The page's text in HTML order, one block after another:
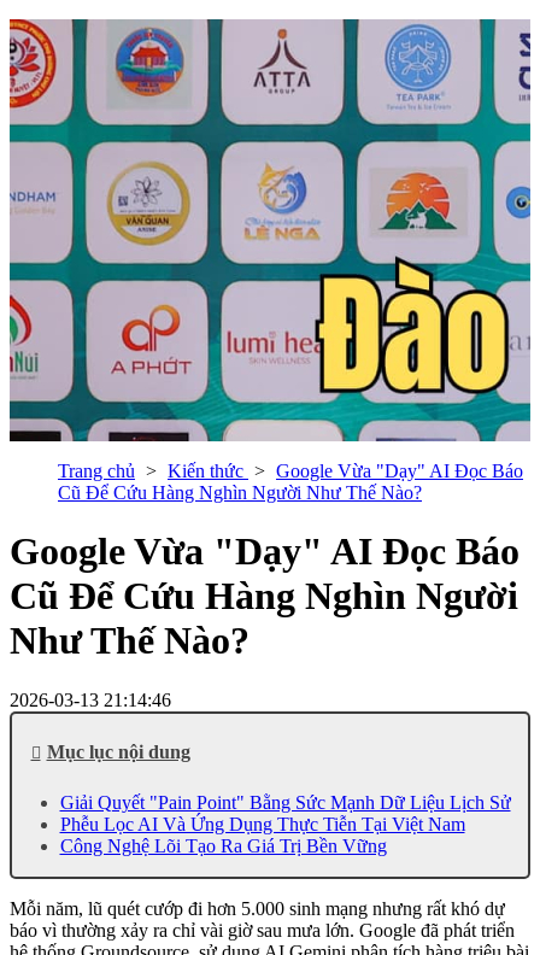
Trang chủ Kiến thức
Google Vừa "Dạy" AI Đọc Báo
Cũ Để Cứu Hàng Nghìn Người Như Thế Nào?
Google Vừa "Dạy" AI Đọc Báo
Cũ Để Cứu Hàng Nghìn Người
Như Thế Nào?
2026-03-13 21:14:46
Mục lục nội dung
Giải Quyết "Pain Point" Bằng Sức Mạnh Dữ Liệu Lịch Sử
Phễu Lọc AI Và Ứng Dụng Thực Tiễn Tại Việt Nam
Công Nghệ Lõi Tạo Ra Giá Trị Bền Vững
Mỗi năm, lũ quét cướp đi hơn 5.000 sinh mạng nhưng rất khó dự
báo vì thường xảy ra chỉ vài giờ sau mưa lớn. Google đã phát triển